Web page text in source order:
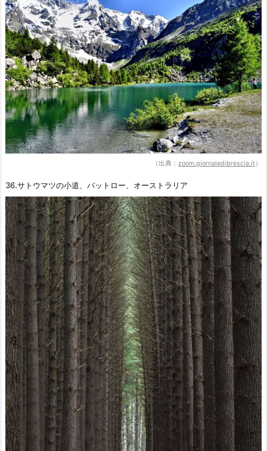
（出典： zoom.giornaledibrescia.it）
36.サトウマツの小道、バットロー、オーストラリア